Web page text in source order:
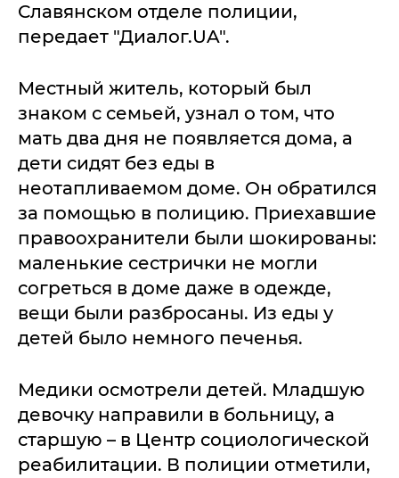
Славянском отделе полиции,
передает "Диалог.UA".
Местный житель, который был
знаком с семьей, узнал о том, что
мать два дня не появляется дома, а
дети сидят без еды в
неотапливаемом доме. Он обратился
за помощью в полицию. Приехавшие
правоохранители были шокированы:
маленькие сестрички не могли
согреться в доме даже в одежде,
вещи были разбросаны. Из еды у
детей было немного печенья.
Медики осмотрели детей. Младшую
девочку направили в больницу, а
старшую – в Центр социологической
реабилитации. В полиции отметили,